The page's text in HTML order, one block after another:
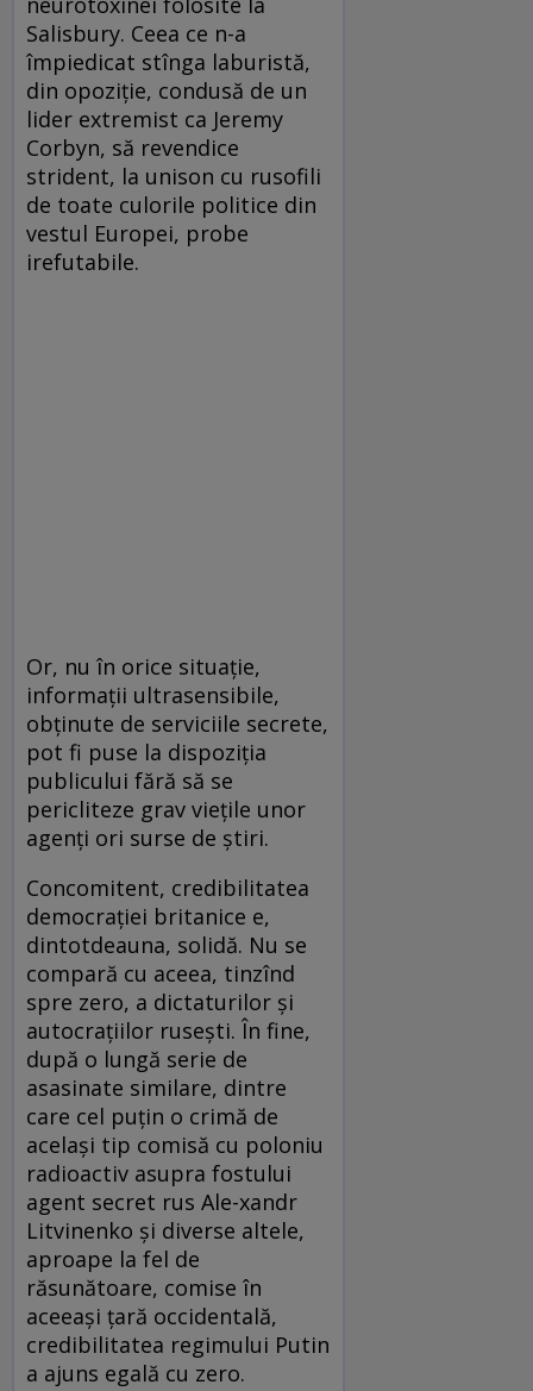
Salisbury. Ceea ce n-a
împiedicat stînga laburistă,
din opoziţie, condusă de un
lider extremist ca Jeremy
Corbyn, să revendice
strident, la unison cu rusofili
de toate culorile politice din
vestul Europei, probe
irefutabile.
Or, nu în orice situaţie,
informaţii ultrasensibile,
obţinute de serviciile secrete,
pot fi puse la dispoziţia
publicului fără să se
pericliteze grav vieţile unor
agenţi ori surse de ştiri.
Concomitent, credibilitatea
democraţiei britanice e,
dintotdeauna, solidă. Nu se
compară cu aceea, tinzînd
spre zero, a dictaturilor şi
autocraţiilor ruseşti. În fine,
după o lungă serie de
asasinate similare, dintre
care cel puţin o crimă de
acelaşi tip comisă cu poloniu
radioactiv asupra fostului
agent secret rus Ale-xandr
Litvinenko şi diverse altele,
aproape la fel de
răsunătoare, comise în
aceeaşi ţară occidentală,
credibilitatea regimului Putin
a ajuns egală cu zero.